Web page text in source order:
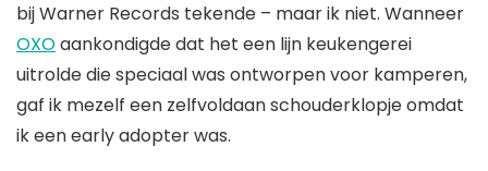
bij Warner Records tekende – maar ik niet. Wanneer
OXOaankondigde dat het een lijn keukengerei
uitrolde die speciaal was ontworpen voor kamperen,
gaf ik mezelf een zelfvoldaan schouderklopje omdat
ik een early adopter was.